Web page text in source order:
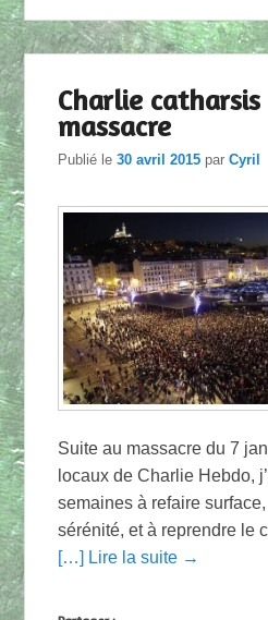
Charlie
massacre
Publié le30 avril 2015 parCyril
Suite au massacre du 7
locaux de Charlie Hebdo,
semaines à refaire
sérénité, et à reprendre le
[…] Lire la suite →